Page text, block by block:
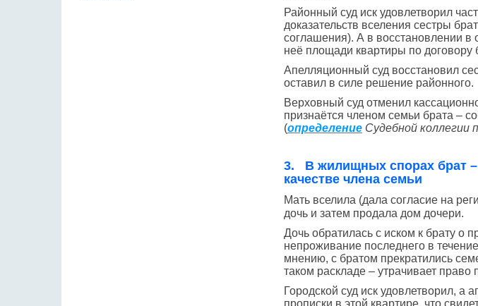
Районный суд иск удовлетворил
доказательств вселения сестры
соглашения). А в восстановлении в
неё площади квартиры по договору
Апелляционный суд восстановил
оставил в силе решение районного.
Верховный суд отменил
признаётся членом семьи брата –
(определение Судебной коллегии
3. В жилищных спорах брат –
качестве члена семьи
Мать вселила (дала согласие на
дочь и затем продала дом дочери.
Дочь обратилась с иском к брату о
непроживание последнего в
мнению, с братом прекратились
таком раскладе – утрачивает
Городской суд иск удовлетворил,
прописки в этой квартире, что